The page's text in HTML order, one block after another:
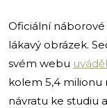
Oficiální
lákavý obrázek.
svém webu
kolem 5,4 milionu
návratu ke studiu